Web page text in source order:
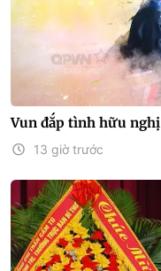
Vun đắp tình hữu nghị
13 giờ trước